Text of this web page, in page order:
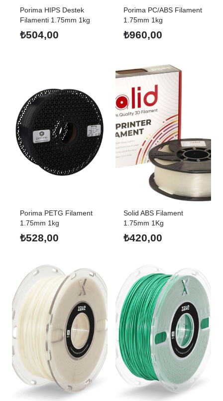
Porima HIPS Destek
Filamenti 1.75mm 1kg
₺504,00
Porima PC/ABS Filament
1.75mm 1kg
₺960,00
Porima PETG Filament
1.75mm 1kg
₺528,00
Solid ABS Filament
1.75mm 1Kg
₺420,00